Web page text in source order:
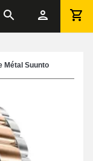
Métal Suunto